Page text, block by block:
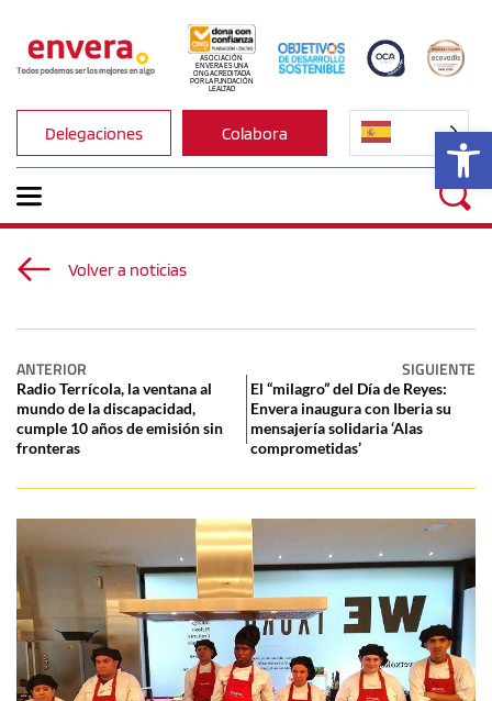
ASOCIACIÓN
ENVERA ES UNA
ONG ACREDITADA
POR LA FUNDACIÓN
LEALTAD
Delegaciones Colabora
Volver a noticias
ANTERIOR SIGUIENTE
Radio Terrícola, la ventana al
mundo de la discapacidad,
cumple 10 años de emisión sin
fronteras
El “milagro” del Día de Reyes:
Envera inaugura con Iberia su
mensajería solidaria ‘Alas
comprometidas’